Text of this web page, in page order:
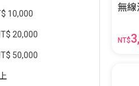
10,000
20,000
50,000
無線
NT$